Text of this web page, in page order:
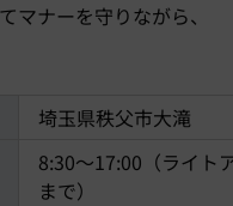
マナーを守りながら、
埼玉県秩父市大滝
8:30～17:00（ライト
まで）